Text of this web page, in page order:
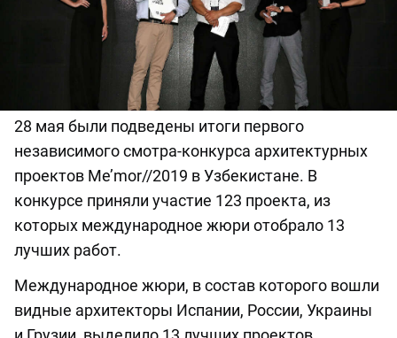
28 мая были подведены итоги первого
независимого смотра-конкурса архитектурных
проектов Me’mor//2019 в Узбекистане. В
конкурсе приняли участие 123 проекта, из
которых международное жюри отобрало 13
лучших работ.
Международное жюри, в состав которого вошли
видные архитекторы Испании, России, Украины